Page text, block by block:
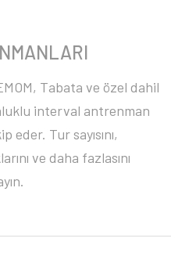
Tabata ve özel dahil
interval antrenman
eder. Tur sayısını,
ve daha fazlasını